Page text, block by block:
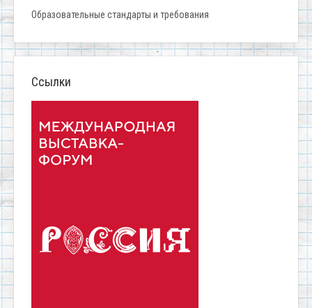
Образовательные стандарты и требования
Ссылки